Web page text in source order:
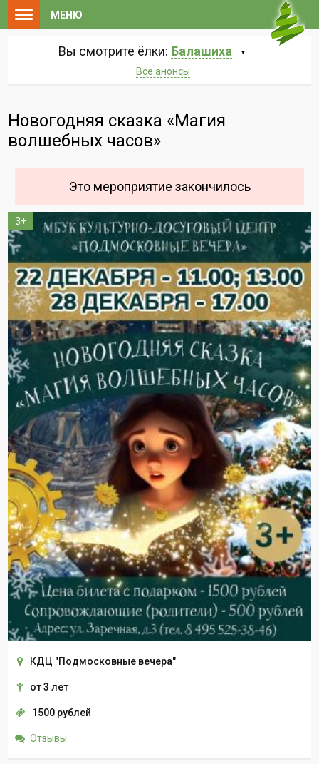
МЕНЮ
Вы смотрите ёлки: Балашиха
Все анонсы
Новогодняя сказка «Магия
волшебных часов»
Это мероприятие закончилось
3+
КДЦ "Подмосковные вечера"
от 3 лет
1500 рублей
Отзывы